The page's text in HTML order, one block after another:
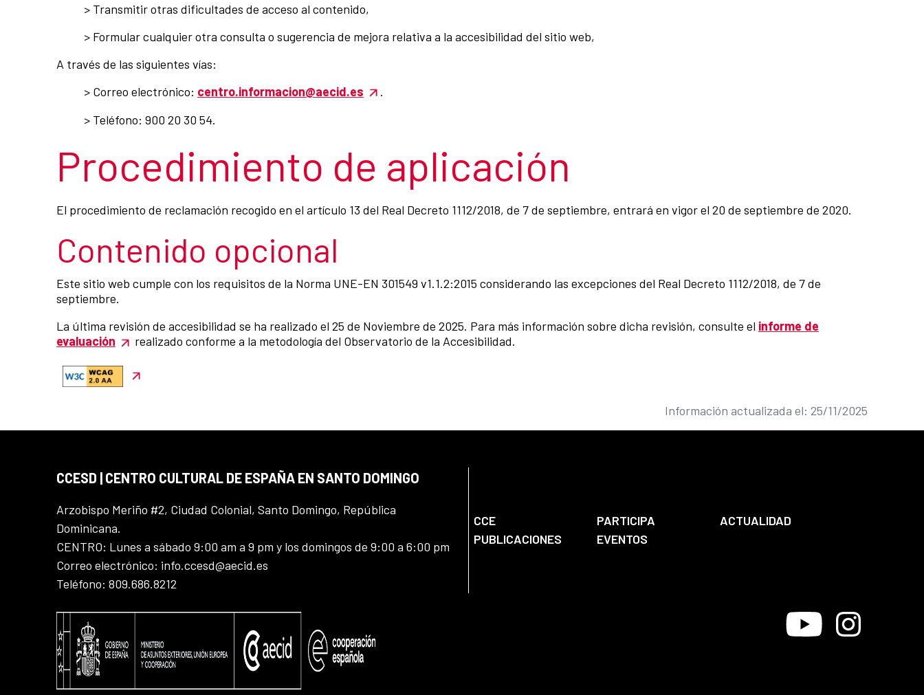
> Transmitir otras dificultades de acceso al contenido,
> Formular cualquier otra consulta o sugerencia de mejora relativa a la accesibilidad del sitio web,
A través de las siguientes vías:
> Correo electrónico: centro.informacion@aecid.es
.
> Teléfono: 900 20 30 54.
Procedimiento de aplicación
El procedimiento de reclamación recogido en el artículo 13 del Real Decreto 1112/2018, de 7 de septiembre, entrará en vigor el 20 de septiembre de 2020.
Contenido opcional
Este sitio web cumple con los requisitos de la Norma UNE-EN 301549 v1.1.2:2015 considerando las excepciones del Real Decreto 1112/2018, de 7 de
septiembre.
La última revisión de accesibilidad se ha realizado el 25 de Noviembre de 2025. Para más información sobre dicha revisión, consulte el informe de
evaluación
realizado conforme a la metodología del Observatorio de la Accesibilidad.
Información actualizada el: 25/11/2025
CCESD | CENTRO CULTURAL DE ESPAÑA EN SANTO DOMINGO
Arzobispo Meriño #2, Ciudad Colonial, Santo Domingo, República
Dominicana.
CENTRO: Lunes a sábado 9:00 am a 9 pm y los domingos de 9:00 a 6:00 pm
Correo electrónico: info.ccesd@aecid.es
Teléfono: 809.686.8212
CCE PARTICIPA
ACTUALIDAD
PUBLICACIONES
EVENTOS
Youtube Instagram